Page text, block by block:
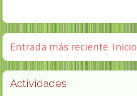
Entrada más reciente Inicio
Actividades